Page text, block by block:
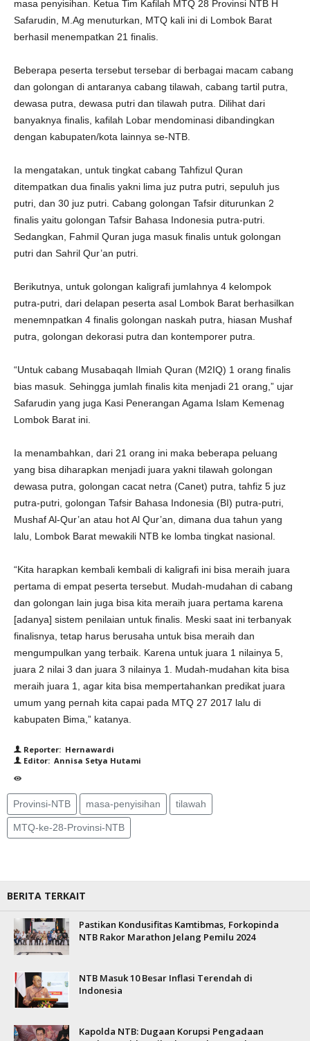
masa penyisihan. Ketua Tim Kafilah MTQ 28 Provinsi NTB H
Safarudin, M.Ag menuturkan, MTQ kali ini di Lombok Barat
berhasil menempatkan 21 finalis.
Beberapa peserta tersebut tersebar di berbagai macam cabang
dan golongan di antaranya cabang tilawah, cabang tartil putra,
dewasa putra, dewasa putri dan tilawah putra. Dilihat dari
banyaknya finalis, kafilah Lobar mendominasi dibandingkan
dengan kabupaten/kota lainnya se-NTB.
Ia mengatakan, untuk tingkat cabang Tahfizul Quran
ditempatkan dua finalis yakni lima juz putra putri, sepuluh jus
putri, dan 30 juz putri. Cabang golongan Tafsir diturunkan 2
finalis yaitu golongan Tafsir Bahasa Indonesia putra-putri.
Sedangkan, Fahmil Quran juga masuk finalis untuk golongan
putri dan Sahril Qur’an putri.
Berikutnya, untuk golongan kaligrafi jumlahnya 4 kelompok
putra-putri, dari delapan peserta asal Lombok Barat berhasilkan
menemnpatkan 4 finalis golongan naskah putra, hiasan Mushaf
putra, golongan dekorasi putra dan kontemporer putra.
“Untuk cabang Musabaqah Ilmiah Quran (M2IQ) 1 orang finalis
bias masuk. Sehingga jumlah finalis kita menjadi 21 orang,” ujar
Safarudin yang juga Kasi Penerangan Agama Islam Kemenag
Lombok Barat ini.
Ia menambahkan, dari 21 orang ini maka beberapa peluang
yang bisa diharapkan menjadi juara yakni tilawah golongan
dewasa putra, golongan cacat netra (Canet) putra, tahfiz 5 juz
putra-putri, golongan Tafsir Bahasa Indonesia (BI) putra-putri,
Mushaf Al-Qur’an atau hot Al Qur’an, dimana dua tahun yang
lalu, Lombok Barat mewakili NTB ke lomba tingkat nasional.
“Kita harapkan kembali kembali di kaligrafi ini bisa meraih juara
pertama di empat peserta tersebut. Mudah-mudahan di cabang
dan golongan lain juga bisa kita meraih juara pertama karena
[adanya] sistem penilaian untuk finalis. Meski saat ini terbanyak
finalisnya, tetap harus berusaha untuk bisa meraih dan
mengumpulkan yang terbaik. Karena untuk juara 1 nilainya 5,
juara 2 nilai 3 dan juara 3 nilainya 1. Mudah-mudahan kita bisa
meraih juara 1, agar kita bisa mempertahankan predikat juara
umum yang pernah kita capai pada MTQ 27 2017 lalu di
kabupaten Bima,” katanya.
Reporter: Hernawardi
Editor: Annisa Setya Hutami
Provinsi-NTB masa-penyisihan tilawah
MTQ-ke-28-Provinsi-NTB
BERITA TERKAIT
Pastikan Kondusifitas Kamtibmas, Forkopinda
NTB Rakor Marathon Jelang Pemilu 2024
NTB Masuk 10 Besar Inflasi Terendah di
Indonesia
Kapolda NTB: Dugaan Korupsi Pengadaan